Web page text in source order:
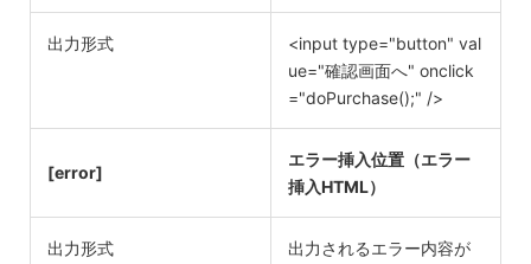
出力形式
<input type="button" val
ue="確認画面へ" onclick
="doPurchase();" />
[error]
エラー挿入位置（エラー
挿入HTML）
出力形式
出力されるエラー内容が